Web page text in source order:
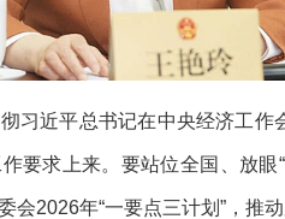
习近平总书记在中央经济工
要求上来。要站位全国、放眼
会2026年“一要点三计划”，推